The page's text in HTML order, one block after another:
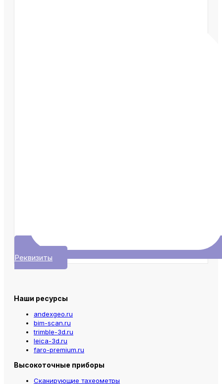
Реквизиты
Наши ресурсы
andexgeo.ru
bim-scan.ru
trimble-3d.ru
leica-3d.ru
faro-premium.ru
Высокоточные приборы
Сканирующие тахеометры